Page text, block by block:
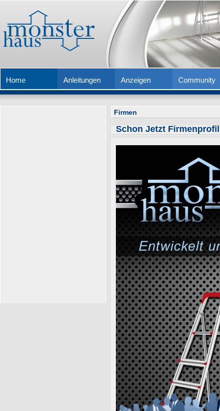
Home Anleitungen Anzeigen Community
Firmen
Schon Jetzt